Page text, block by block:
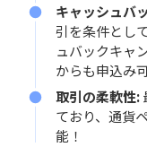
キャッシュバ
引を条件とし
ュバックキャ
からも申込み
取引の柔軟性:
ており、通貨
能！